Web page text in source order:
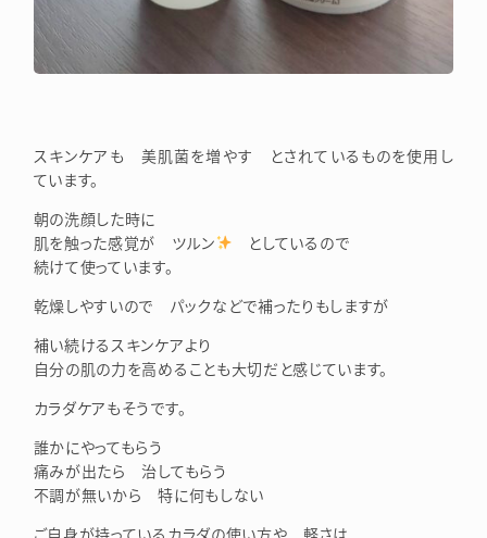
スキンケアも 美肌菌を増やす とされているものを使用し
ています。
朝の洗顔した時に
肌を触った感覚が ツルン
としているので
続けて使っています。
乾燥しやすいので パックなどで補ったりもしますが
補い続けるスキンケアより
自分の肌の力を高めることも大切だと感じています。
カラダケアもそうです。
誰かにやってもらう
痛みが出たら 治してもらう
不調が無いから 特に何もしない
ご自身が持っているカラダの使い方や 軽さは